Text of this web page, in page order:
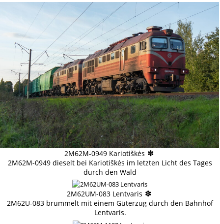
2M62M-0949 Kariotiškės ✽
2M62M-0949 dieselt bei Kariotiškės im letzten Licht des Tages
durch den Wald
2M62UM-083 Lentvaris ✽
2M62U-083 brummelt mit einem Güterzug durch den Bahnhof
Lentvaris.